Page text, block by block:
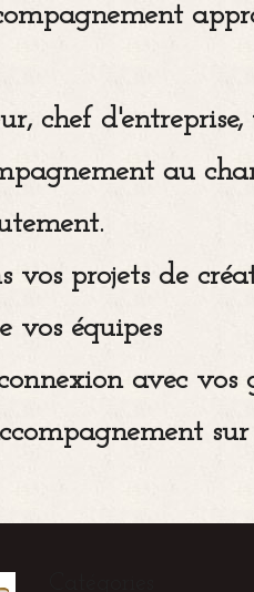
chef d'entreprise,
au
vos projets de
vos équipes
avec